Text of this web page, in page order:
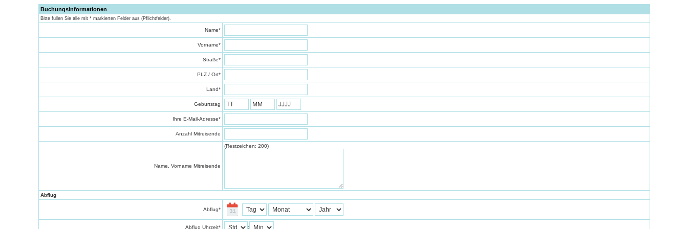
Buchungsinformationen
Bitte füllen Sie alle mit * markierten Felder aus (Pflichtfelder).
Name*
Vorname*
Straße*
PLZ / Ort*
Land*
Geburtstag
Ihre E-Mail-Adresse*
Anzahl Mitreisende
Name, Vorname Mitreisende
(Restzeichen: 200)
Abflug
Abflug*
Abflug Uhrzeit* :